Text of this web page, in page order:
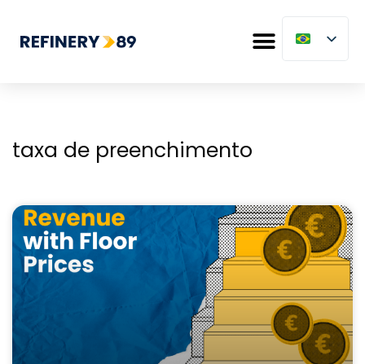
taxa de preenchimento